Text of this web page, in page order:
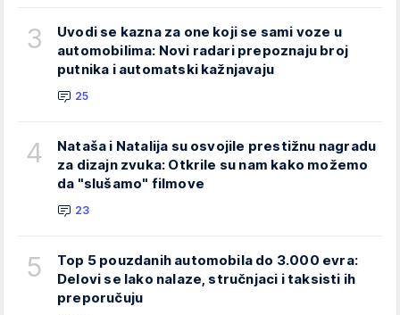
3
Uvodi se kazna za one koji se sami voze u
automobilima: Novi radari prepoznaju broj
putnika i automatski kažnjavaju
25
4
Nataša i Natalija su osvojile prestižnu nagradu
za dizajn zvuka: Otkrile su nam kako možemo
da "slušamo" filmove
23
5
Top 5 pouzdanih automobila do 3.000 evra:
Delovi se lako nalaze, stručnjaci i taksisti ih
preporučuju